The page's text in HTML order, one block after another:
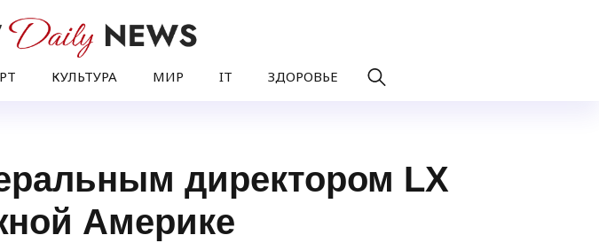
КУЛЬТУРА МИР IT ЗДОРОВЬЕ
директором LX
Америке